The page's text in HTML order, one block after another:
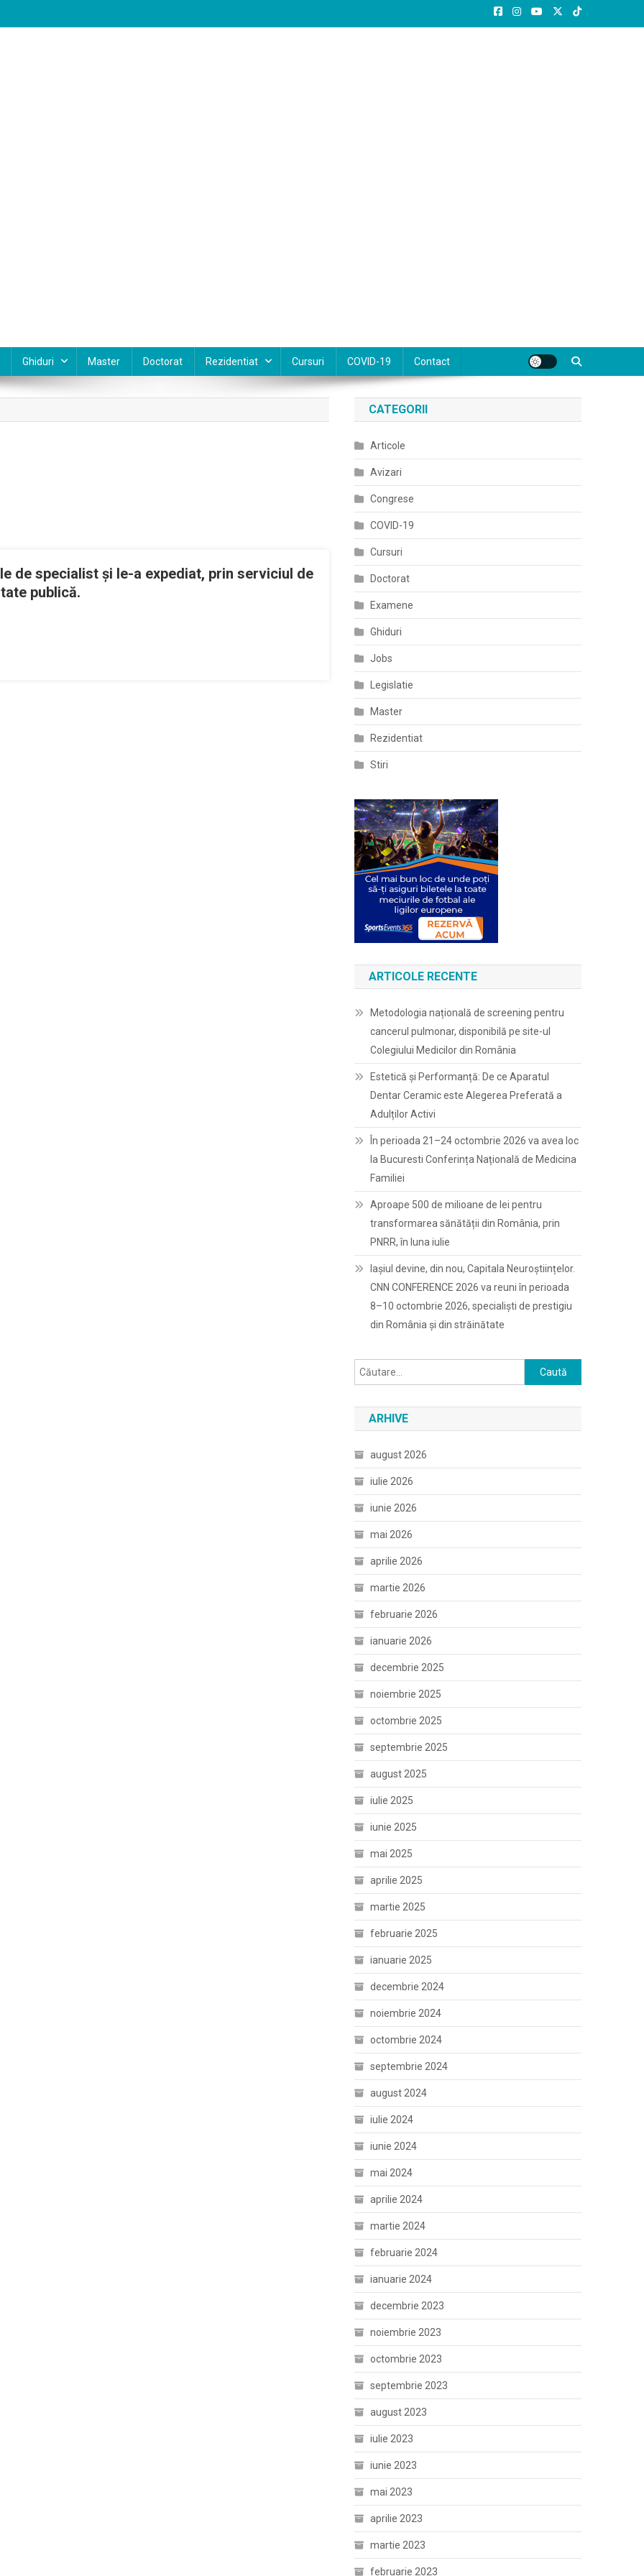
Ghiduri Master Doctorat Rezidentiat Cursuri COVID-19 Contact
de specialist și le-a expediat, prin serviciul de
publică.
CATEGORII
Articole
Avizari
Congrese
COVID-19
Cursuri
Doctorat
Examene
Ghiduri
Jobs
Legislatie
Master
Rezidentiat
Stiri
ARTICOLE RECENTE
Metodologia națională de screening pentru
cancerul pulmonar, disponibilă pe site-ul
Colegiului Medicilor din România
Estetică și Performanță: De ce Aparatul
Dentar Ceramic este Alegerea Preferată a
Adulților Activi
În perioada 21–24 octombrie 2026 va avea loc
la Bucuresti Conferința Națională de Medicina
Familiei
Aproape 500 de milioane de lei pentru
transformarea sănătății din România, prin
PNRR, în luna iulie
Iașiul devine, din nou, Capitala Neuroștiințelor.
CNN CONFERENCE 2026 va reuni în perioada
8–10 octombrie 2026, specialiști de prestigiu
din România și din străinătate
Caută
după:
ARHIVE
august 2026
iulie 2026
iunie 2026
mai 2026
aprilie 2026
martie 2026
februarie 2026
ianuarie 2026
decembrie 2025
noiembrie 2025
octombrie 2025
septembrie 2025
august 2025
iulie 2025
iunie 2025
mai 2025
aprilie 2025
martie 2025
februarie 2025
ianuarie 2025
decembrie 2024
noiembrie 2024
octombrie 2024
septembrie 2024
august 2024
iulie 2024
iunie 2024
mai 2024
aprilie 2024
martie 2024
februarie 2024
ianuarie 2024
decembrie 2023
noiembrie 2023
octombrie 2023
septembrie 2023
august 2023
iulie 2023
iunie 2023
mai 2023
aprilie 2023
martie 2023
februarie 2023